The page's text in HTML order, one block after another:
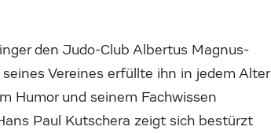
den Judo-Club Albertus Magnus-
Vereines erfüllte ihn in jedem Alter
Humor und seinem Fachwissen
Paul Kutschera zeigt sich bestürzt